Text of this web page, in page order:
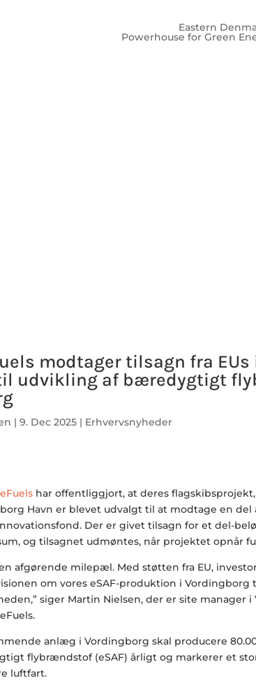
Eastern
Powerhouse for Green
modtager tilsagn fra
udvikling af bæredygtigt
| 9. Dec 2025 | Erhvervsnyheder
har offentliggjort, at deres flagskibsprojekt,
Havn er blevet udvalgt til at modtage en del
Der er givet tilsagn for et del-
og tilsagnet udmøntes, når projektet opnår
afgørende milepæl. Med støtten fra EU,
om vores eSAF-produktion i
siger Martin Nielsen, der er site manager
anlæg i Vordingborg skal producere
flybrændstof (eSAF) årligt og markerer et
luftfart.